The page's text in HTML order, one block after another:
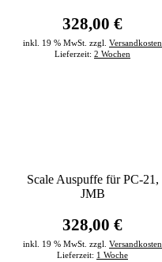
328,00 €
inkl. 19 % MwSt. zzgl. Versandkosten
Lieferzeit: 2 Wochen
Scale Auspuffe für PC-21,
JMB
328,00 €
inkl. 19 % MwSt. zzgl. Versandkosten
Lieferzeit: 1 Woche